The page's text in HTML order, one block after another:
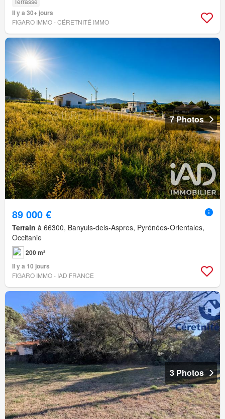
Il y a 30+ jours
FIGARO IMMO - CÉRETNITÉ IMMO
7 Photos
89 000 €
Terrain à 66300, Banyuls-dels-Aspres, Pyrénées-Orientales,
Occitanie
200 m²
Il y a 10 jours
FIGARO IMMO - IAD FRANCE
3 Photos